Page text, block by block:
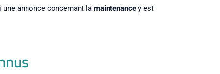
une annonce concernant la maintenance y est